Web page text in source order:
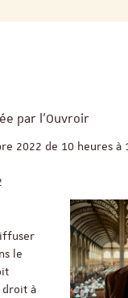
par l'Ouvroir
2022 de 10 heures à
le
droit à